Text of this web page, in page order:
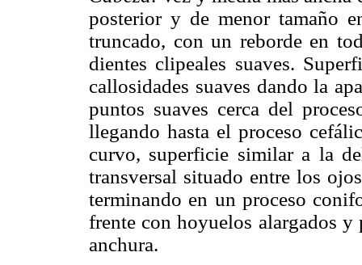
posterior y de menor tamaño
truncado, con un reborde en
dientes clipeales suaves.
callosidades suaves dando la
puntos suaves cerca del
llegando hasta el proceso
curvo, superficie similar a la
transversal situado entre los
terminando en un proceso
frente con hoyuelos alargados y
anchura.